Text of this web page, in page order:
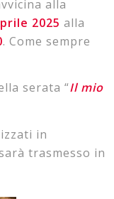
alla
2025 alla
. Come sempre
serata “Il mio
in
trasmesso in